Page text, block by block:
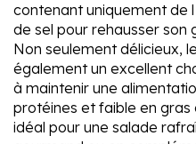
contenant uniquement de
de sel pour rehausser son
Non seulement délicieux,
également un excellent
à maintenir une
protéines et faible en gras
idéal pour une salade